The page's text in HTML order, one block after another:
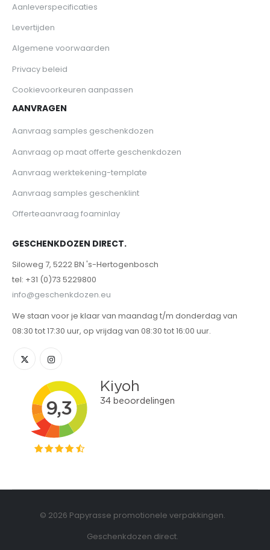
Aanleverspecificaties
Levertijden
Algemene voorwaarden
Privacy beleid
Cookievoorkeuren aanpassen
AANVRAGEN
Aanvraag samples geschenkdozen
Aanvraag op maat offerte geschenkdozen
Aanvraag werktekening-template
Aanvraag samples geschenklint
Offerteaanvraag foaminlay
GESCHENKDOZEN DIRECT.
Siloweg 7, 5222 BN 's-Hertogenbosch
tel: +31 (0)73 5229800
info@geschenkdozen.eu
We staan voor je klaar van maandag t/m donderdag van
08:30 tot 17:30 uur, op vrijdag van 08:30 tot 16:00 uur.
© 2026 Papyrasse promotionele verpakkingen.
Geschenkdozen direct.